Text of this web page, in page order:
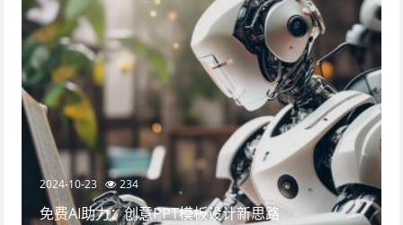
2024-10-23 234
免费AI助力：创意PPT模板设计新思路